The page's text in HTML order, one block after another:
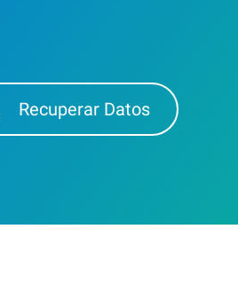
Recuperar Datos